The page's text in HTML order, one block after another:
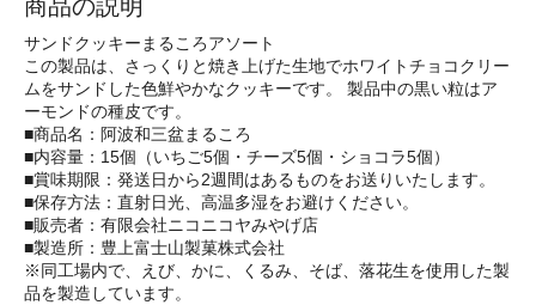
商品の説明
サンドクッキーまるころアソート
この製品は、さっくりと焼き上げた生地でホワイトチョコクリー
ムをサンドした色鮮やかなクッキーです。 製品中の黒い粒はア
ーモンドの種皮です。
■商品名：阿波和三盆まるころ
■内容量：15個（いちご5個・チーズ5個・ショコラ5個）
■賞味期限：発送日から2週間はあるものをお送りいたします。
■保存方法：直射日光、高温多湿をお避けください。
■販売者：有限会社ニコニコヤみやげ店
■製造所：豊上富士山製菓株式会社
※同工場内で、えび、かに、くるみ、そば、落花生を使用した製
品を製造しています。